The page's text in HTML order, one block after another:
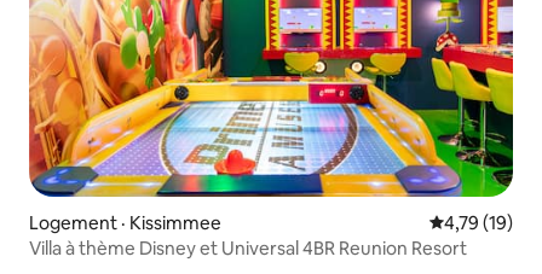
Logement · Kissimmee Note
4,79 (19)
Villa à thème Disney et Universal 4BR Reunion Resort